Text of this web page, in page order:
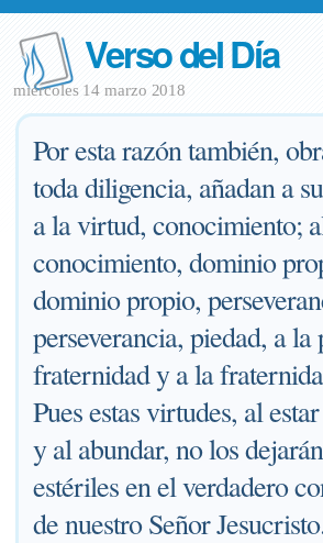
Verso del Día
miércoles 14 marzo 2018
Por esta razón también,
toda diligencia, añadan a
a la virtud, conocimiento;
conocimiento, dominio
dominio propio,
perseverancia, piedad, a la
fraternidad y a la
Pues estas virtudes, al
y al abundar, no los
estériles en el verdadero
de nuestro Señor